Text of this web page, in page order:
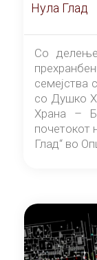
Нула Глад
Со
семејства
со Душко
Храна –
почетокот
Глад“ во